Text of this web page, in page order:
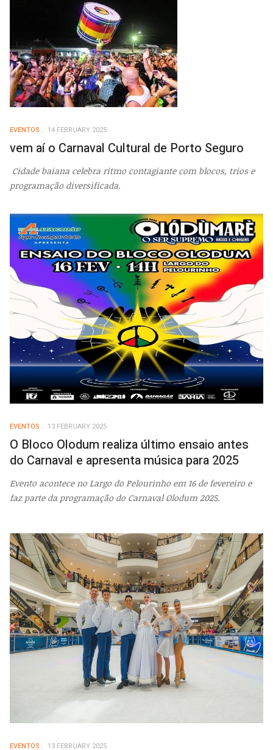
EVENTOS 14 FEBRUARY 2025
vem aí o Carnaval Cultural de Porto Seguro
Cidade baiana celebra ritmo contagiante com blocos, trios e
programação diversificada.
EVENTOS 13 FEBRUARY 2025
O Bloco Olodum realiza último ensaio antes
do Carnaval e apresenta música para 2025
Evento acontece no Largo do Pelourinho em 16 de fevereiro e
faz parte da programação do Carnaval Olodum 2025.
EVENTOS 13 FEBRUARY 2025